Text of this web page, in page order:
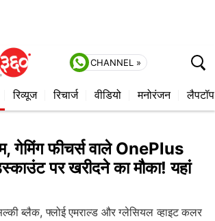
CHANNEL »
रिव्यूज रिचार्ज वीडियो मनोरंजन लैपटॉप
गेमिंग फीचर्स वाले OnePlus
पर खरीदने का मौका! यहां
ब्लैक, फ्लोई एमराल्ड और ग्लेसियल व्हाइट कलर